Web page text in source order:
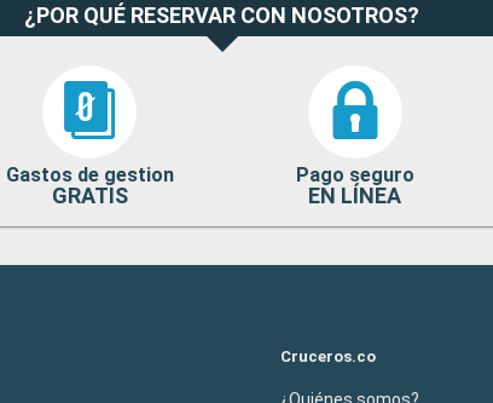
¿POR QUÉ RESERVAR CON NOSOTROS?
Gastos de gestion
GRATIS
Pago seguro
EN LÍNEA
Cruceros.co